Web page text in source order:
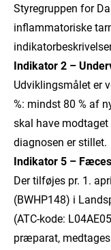
Styregruppen for
inflammatoriske
Indikator 2 –
Udviklingsmålet er
%: mindst 80 % af
skal have
diagnosen er stillet.
Indikator 5 –
Der tilføjes pr. 1.
(BWHP148) i
(ATC-kode:
præparat,